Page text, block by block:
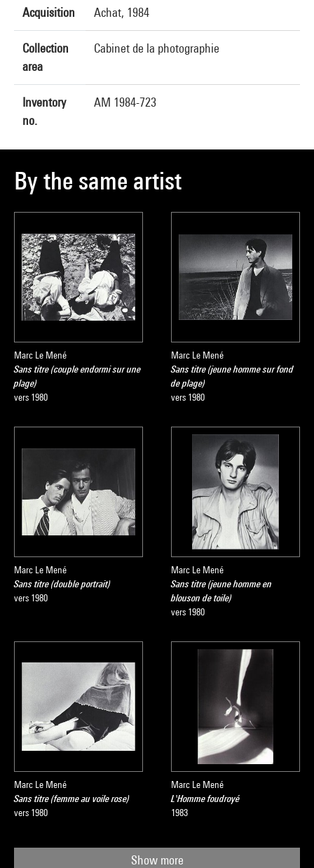
Acquisition Achat, 1984
Collection
area
Cabinet de la photographie
Inventory
no.
AM 1984-723
By the same artist
Marc Le Mené
Sans titre (couple endormi sur une
plage)
vers 1980
Marc Le Mené
Sans titre (jeune homme sur fond
de plage)
vers 1980
Marc Le Mené
Sans titre (double portrait)
vers 1980
Marc Le Mené
Sans titre (jeune homme en
blouson de toile)
vers 1980
Marc Le Mené
Sans titre (femme au voile rose)
vers 1980
Marc Le Mené
L'Homme foudroyé
1983
Show more